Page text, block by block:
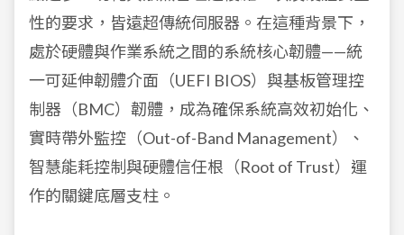
性的要求，皆遠超傳統伺服器。在這種背景下，
處於硬體與作業系統之間的系統核心韌體——統
一可延伸韌體介面（UEFI BIOS）與基板管理控
制器（BMC）韌體，成為確保系統高效初始化、
實時帶外監控（Out-of-Band Management）、
智慧能耗控制與硬體信任根（Root of Trust）運
作的關鍵底層支柱。